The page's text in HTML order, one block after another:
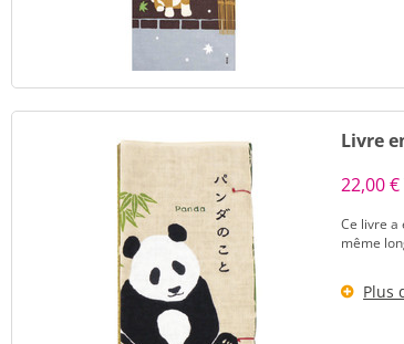
Livre
22,00 €
Ce livre a
même
Plus